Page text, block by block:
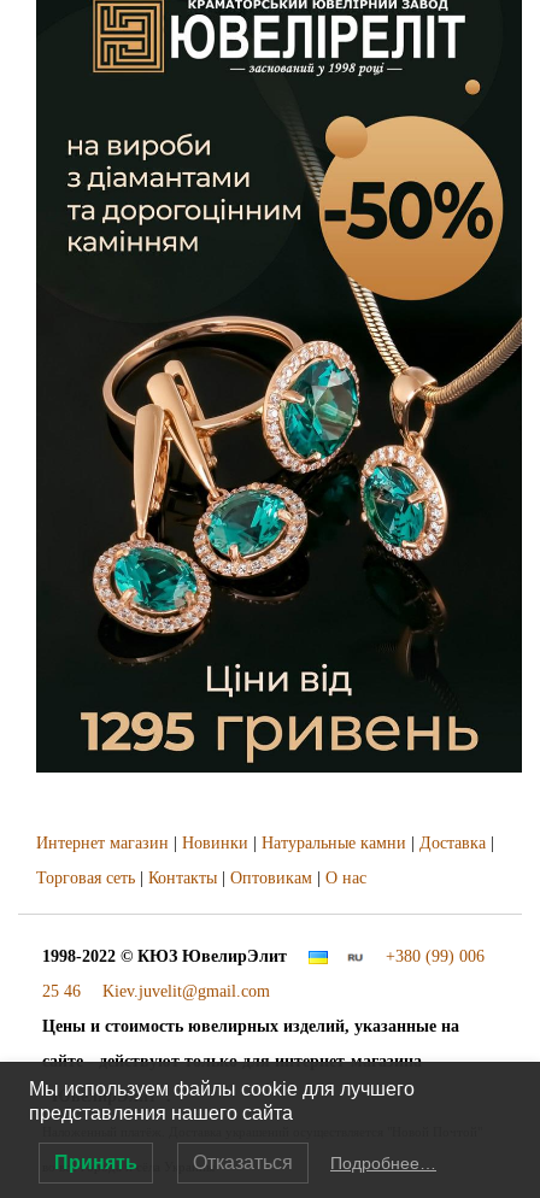
Интернет магазин Новинки Натуральные камни Доставка
Торговая сеть
Контакты Оптовикам О нас
1998-2022 © КЮЗ ЮвелирЭлит
+380 (99) 006
25 46
Kiev.juvelit@gmail.com
Цены и стоимость ювелирных изделий, указанные на
сайте - действуют только для интернет-магазина
"ЮвелирЭлит".
во все города и сёла Украины
Мы используем файлы cookie для лучшего
представления нашего сайта
Принять Отказаться Подробнее…